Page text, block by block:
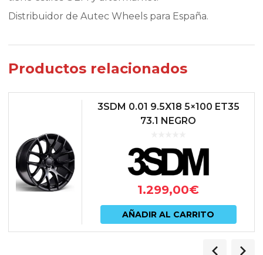
Distribuidor de Autec Wheels para España.
Productos relacionados
3SDM 0.01 9.5X18 5×100 ET35
73.1 NEGRO
1.299,00€
AÑADIR AL CARRITO